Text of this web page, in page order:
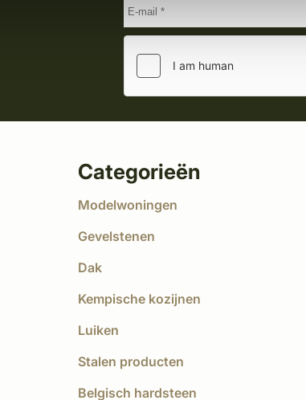
Categorieën
Modelwoningen
Gevelstenen
Dak
Kempische kozijnen
Luiken
Stalen producten
Belgisch hardsteen